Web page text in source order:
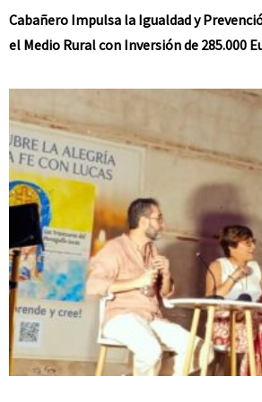
Cabañero Impulsa la Igualdad y
el Medio Rural con Inversión de 285.000